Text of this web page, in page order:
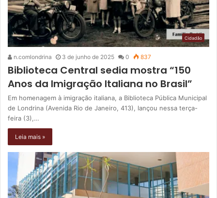
Cidadão
n.comlondrina 3 de junho de 2025 0 837
Biblioteca Central sedia mostra “150
Anos da Imigração Italiana no Brasil”
Em homenagem à imigração italiana, a Biblioteca Pública Municipal
de Londrina (Avenida Rio de Janeiro, 413), lançou nessa terça-
feira (3),…
Leia mais »